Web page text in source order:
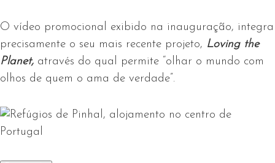
O vídeo promocional exibido na inauguração, integra
precisamente o seu mais recente projeto, Loving the
Planet, através do qual permite “olhar o mundo com
olhos de quem o ama de verdade”.